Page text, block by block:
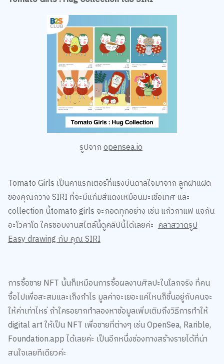
รูปจากopensea.io
Tomato Girls เป็นคาแรกเตอร์ที่แรงบันดาลใจมาจาก ลูกฝาแฝด
ของคุณกวาง SIRI ที่จะมีแก้มสีแดงเหมือนมะเขือเทศ และ
collection นี้tomato girls จะกอดทุกอย่าง เช่น แก้วกาแฟ แจกัน
อะโวคาโด ใครชอบงานสไตล์นี้ดูคลิปนี้ได้เลยค่ะคลาสวาดรูป
Easy drawing กับ คุณ SIRI
การซื้อขาย NFT นั้นก็เหมือนการซื้อผลงานศิลปะในโลกจริง ที่คน
ซื้อไปเพื่อสะสมและเก็งกำไร มูลค่าจะเยอะแค่ไหนก็ขึ้นอยู่กับคนจะ
ให้ค่าเท่าไหร่ ถ้าใครอยากทำลองหาข้อมูลเพิ่มเติมถึงวิธีการทำให้
digital art ให้เป็น NFT เพื่อขายที่ต่างๆ เช่น OpenSea, Rarible,
Foundation.app ได้เลยค่ะ เป็นอีกหนึ่งช่องทางสร้างรายได้ที่น่า
สนใจเลยทีเดียวค่ะ